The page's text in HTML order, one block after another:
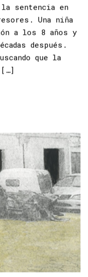
la sentencia en
Una niña
a los 8 años y
después.
que la